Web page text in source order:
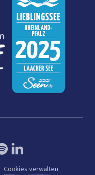
Cookies verwalten